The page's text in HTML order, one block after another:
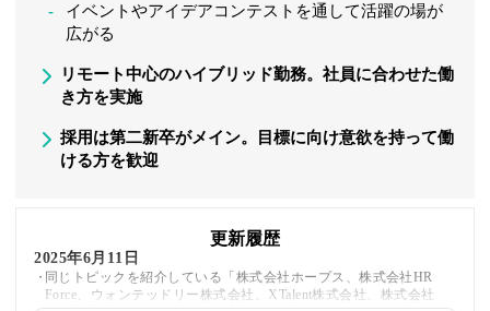
イベントやアイデアコンテストを通して活躍の場が
広がる
リモート中心のハイブリッド勤務。社員に合わせた働
き方を実施
採用は第二新卒がメイン。目標に向け意欲を持って働
ける方を歓迎
更新履歴
2025年6月11日
同じトピックを紹介している「株式会社ホープス、株式会社HR
Force、ウォンテッドリー株式会社、XTalent株式会社、株式会社